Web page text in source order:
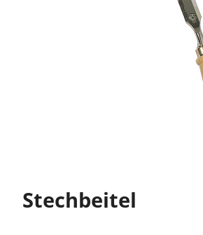
Stechbeitel